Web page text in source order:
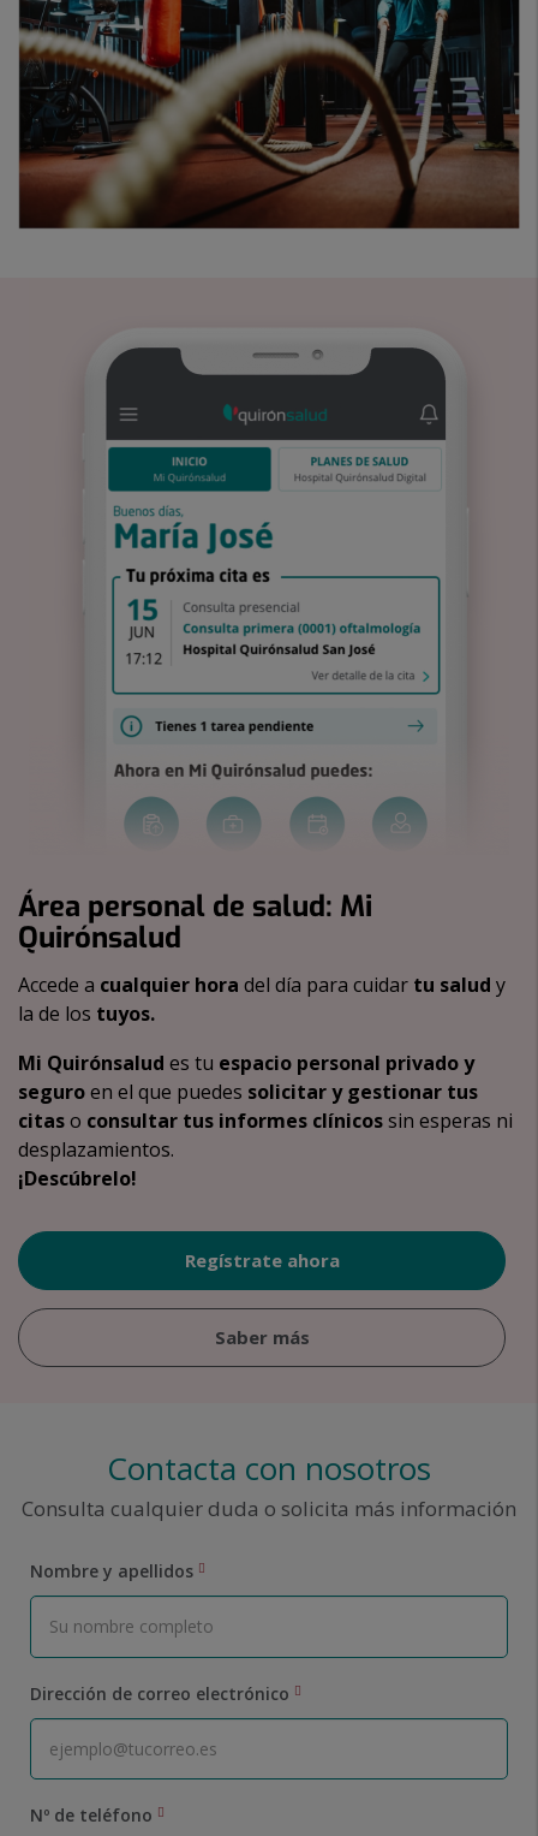
Área personal de salud: Mi
Quirónsalud
Accede a cualquier hora del día para cuidar tu salud y
la de los tuyos.
Mi Quirónsalud es tu espacio personal privado y
seguroen el que puedes solicitar y gestionar tus
citaso consultar tus informes clínicossin esperas ni
desplazamientos.
¡Descúbrelo!
Regístrate ahora
Saber más
Contacta con nosotros
Consulta cualquier duda o solicita más información
Nombre y apellidos
Dirección de correo electrónico
Nº de teléfono